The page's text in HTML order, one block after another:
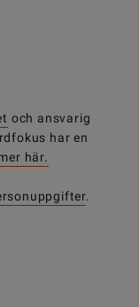
och ansvarig
har en
här.
.